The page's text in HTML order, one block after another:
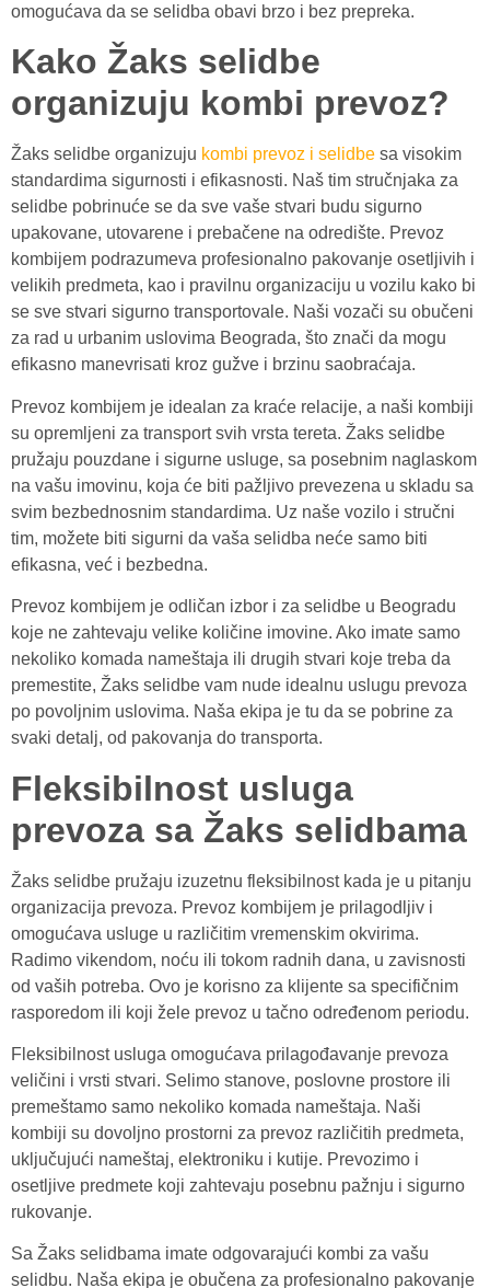
omogućava da se selidba obavi brzo i bez prepreka.
Kako Žaks selidbe
organizuju kombi prevoz?
Žaks selidbe organizuju kombi prevoz i selidbe sa visokim
standardima sigurnosti i efikasnosti. Naš tim stručnjaka za
selidbe pobrinuće se da sve vaše stvari budu sigurno
upakovane, utovarene i prebačene na odredište. Prevoz
kombijem podrazumeva profesionalno pakovanje osetljivih i
velikih predmeta, kao i pravilnu organizaciju u vozilu kako bi
se sve stvari sigurno transportovale. Naši vozači su obučeni
za rad u urbanim uslovima Beograda, što znači da mogu
efikasno manevrisati kroz gužve i brzinu saobraćaja.
Prevoz kombijem je idealan za kraće relacije, a naši kombiji
su opremljeni za transport svih vrsta tereta. Žaks selidbe
pružaju pouzdane i sigurne usluge, sa posebnim naglaskom
na vašu imovinu, koja će biti pažljivo prevezena u skladu sa
svim bezbednosnim standardima. Uz naše vozilo i stručni
tim, možete biti sigurni da vaša selidba neće samo biti
efikasna, već i bezbedna.
Prevoz kombijem je odličan izbor i za selidbe u Beogradu
koje ne zahtevaju velike količine imovine. Ako imate samo
nekoliko komada nameštaja ili drugih stvari koje treba da
premestite, Žaks selidbe vam nude idealnu uslugu prevoza
po povoljnim uslovima. Naša ekipa je tu da se pobrine za
svaki detalj, od pakovanja do transporta.
Fleksibilnost usluga
prevoza sa Žaks selidbama
Žaks selidbe pružaju izuzetnu fleksibilnost kada je u pitanju
organizacija prevoza. Prevoz kombijem je prilagodljiv i
omogućava usluge u različitim vremenskim okvirima.
Radimo vikendom, noću ili tokom radnih dana, u zavisnosti
od vaših potreba. Ovo je korisno za klijente sa specifičnim
rasporedom ili koji žele prevoz u tačno određenom periodu.
Fleksibilnost usluga omogućava prilagođavanje prevoza
veličini i vrsti stvari. Selimo stanove, poslovne prostore ili
premeštamo samo nekoliko komada nameštaja. Naši
kombiji su dovoljno prostorni za prevoz različitih predmeta,
uključujući nameštaj, elektroniku i kutije. Prevozimo i
osetljive predmete koji zahtevaju posebnu pažnju i sigurno
rukovanje.
Sa Žaks selidbama imate odgovarajući kombi za vašu
selidbu. Naša ekipa je obučena za profesionalno pakovanje